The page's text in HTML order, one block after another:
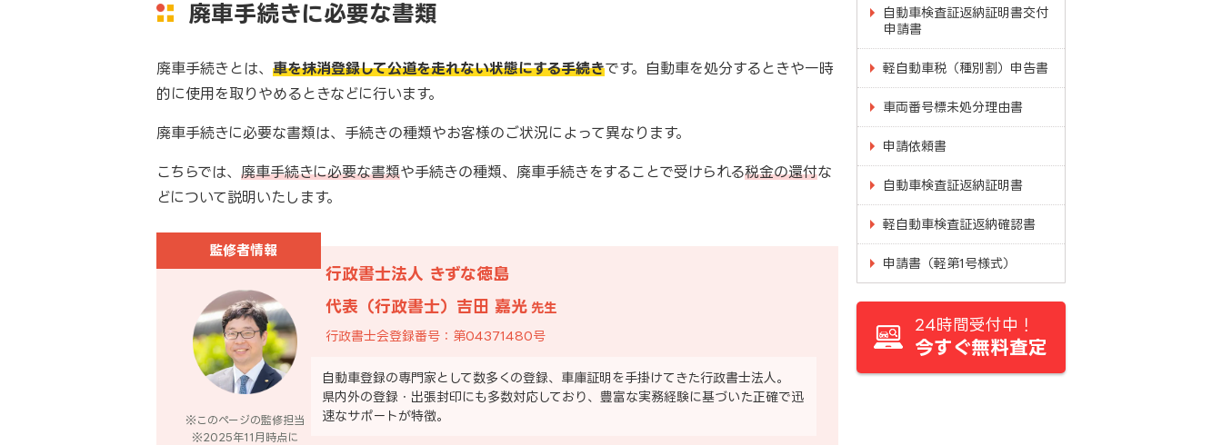
廃車手続きに必要な書類
廃車手続きとは、 車を抹消登録して公道を走れない状態にする手続きです。自動車を処分するときや一時
的に使用を取りやめるときなどに行います。
廃車手続きに必要な書類は、手続きの種類やお客様のご状況によって異なります。
こちらでは、 廃車手続きに必要な書類や手続きの種類、廃車手続きをすることで受けられる税金の還付な
どについて説明いたします。
監修者情報
※このページの監修担当
※2025年11月時点に
行政書士法人 きずな徳島
代表（行政書士）吉田 嘉光 先生
行政書士会登録番号：第04371480号
自動車登録の専門家として数多くの登録、車庫証明を手掛けてきた行政書士法人。
県内外の登録・出張封印にも多数対応しており、豊富な実務経験に基づいた正確で迅
速なサポートが特徴。
自動車検査証返納証明書交付
申請書
軽自動車税（種別割）申告書
車両番号標未処分理由書
申請依頼書
自動車検査証返納証明書
軽自動車検査証返納確認書
申請書（軽第1号様式）
24時間受付中！
今すぐ無料査定